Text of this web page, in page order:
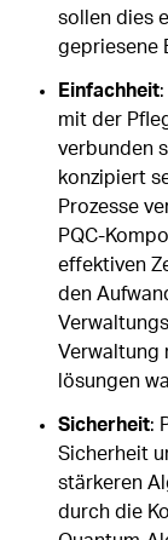
sollen dies
gepriesene
Einfachheit
mit der
verbunden
konzipiert
Prozesse
PQC-
effektiven
den
Verwaltung
lösungen
Sicherheit:
Sicherheit
stärkeren
durch die